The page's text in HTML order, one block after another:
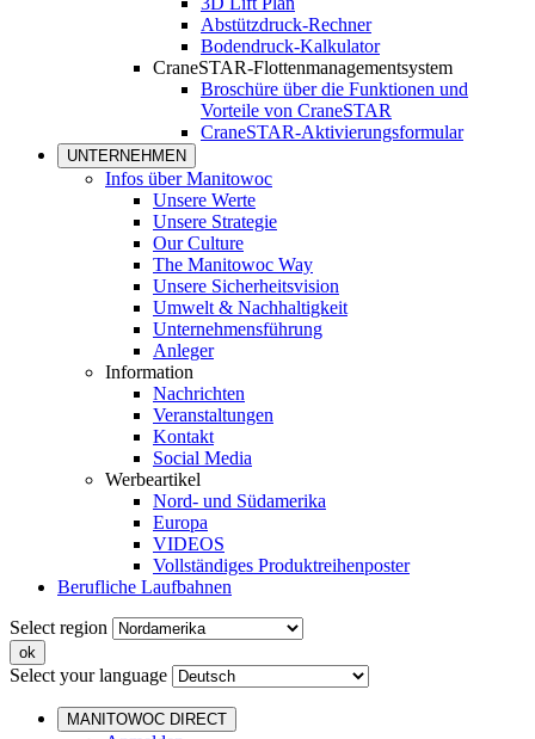
Abstützdruck-Rechner
Bodendruck-Kalkulator
CraneSTAR-Flottenmanagementsystem
Broschüre über die Funktionen und
Vorteile von CraneSTAR
CraneSTAR-Aktivierungsformular
UNTERNEHMEN
Infos über Manitowoc
Unsere Werte
Unsere Strategie
Our Culture
The Manitowoc Way
Unsere Sicherheitsvision
Umwelt & Nachhaltigkeit
Unternehmensführung
Anleger
Information
Nachrichten
Veranstaltungen
Kontakt
Social Media
Werbeartikel
Nord- und Südamerika
Europa
VIDEOS
Vollständiges Produktreihenposter
Berufliche Laufbahnen
Select region
Select your language
MANITOWOC DIRECT